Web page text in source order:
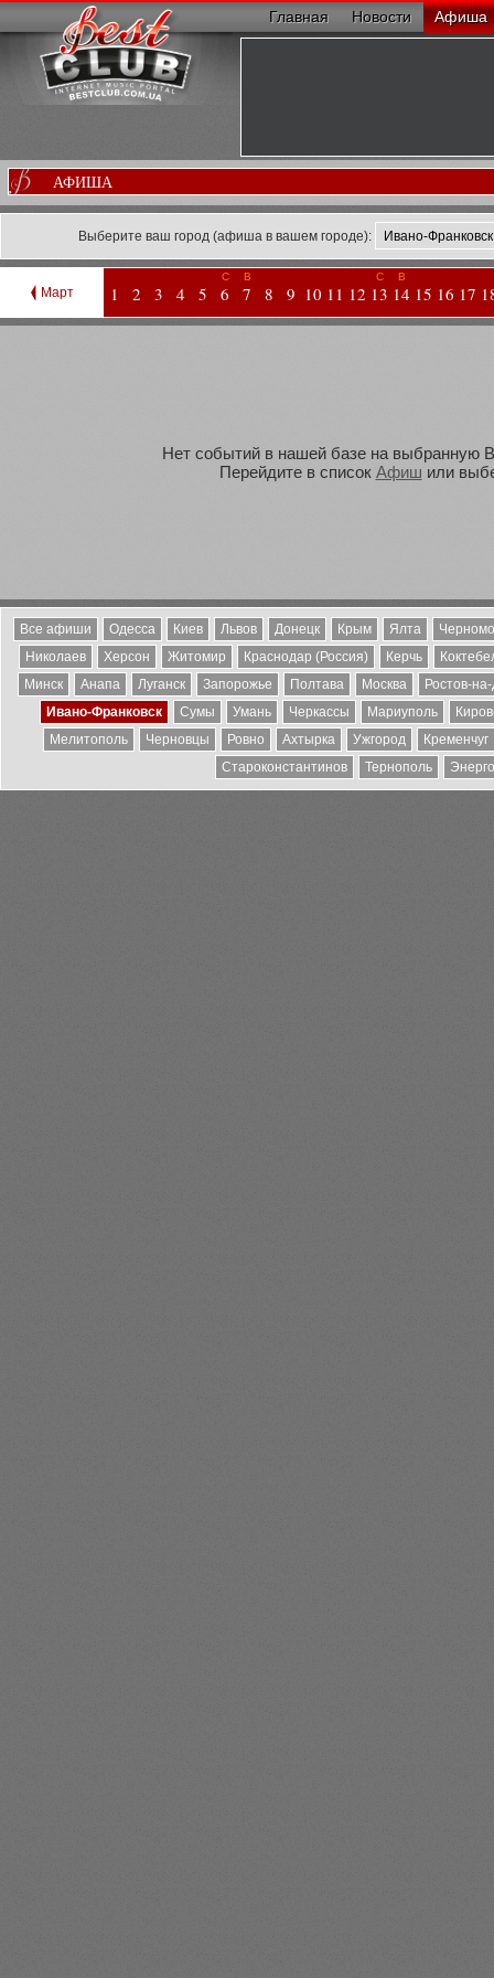
Главная Новости Афиша
АФИША
Выберите ваш город (афиша в вашем городе):
Март 1 2 3 4 5
С
6
В
7 8 9 10 11 12
С
13
В
14 15 16 17
Нет событий в нашей базе на выбранную
Перейдите в список Афиш или
Все афиши Одесса Киев Львов Донецк Крым Ялта
Николаев
Херсон Житомир Краснодар (Россия) Керчь
Минск
Анапа Луганск Запорожье Полтава Москва
Ростов-
Ивано-Франковск
Сумы Умань Черкассы Мариуполь
Мелитополь
Черновцы Ровно Ахтырка Ужгород
Кременчуг
Староконстантинов
Тернополь